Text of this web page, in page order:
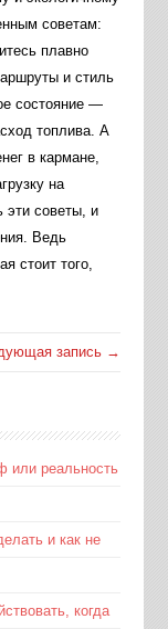
советам:
плавно
и стиль
состояние —
топлива. А
в кармане,
на
советы, и
Ведь
стоит того,
запись →
или реальность
и как не
когда